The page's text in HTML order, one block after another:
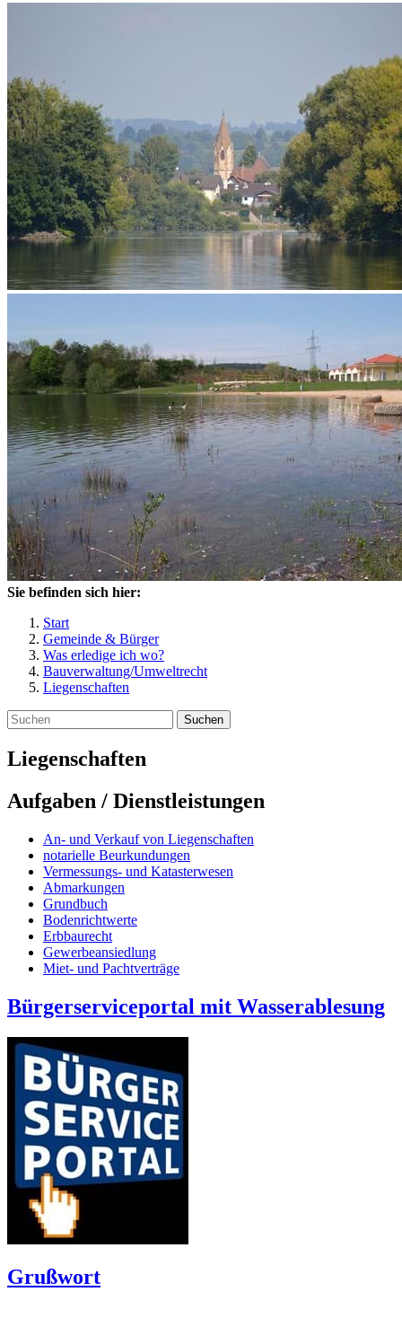
Sie befinden sich hier:
Start
Gemeinde & Bürger
Was erledige ich wo?
Bauverwaltung/Umweltrecht
Liegenschaften
Suchen
Liegenschaften
Aufgaben / Dienstleistungen
An- und Verkauf von Liegenschaften
notarielle Beurkundungen
Vermessungs- und Katasterwesen
Abmarkungen
Grundbuch
Bodenrichtwerte
Erbbaurecht
Gewerbeansiedlung
Miet- und Pachtverträge
Bürgerserviceportal mit Wasserablesung
Grußwort